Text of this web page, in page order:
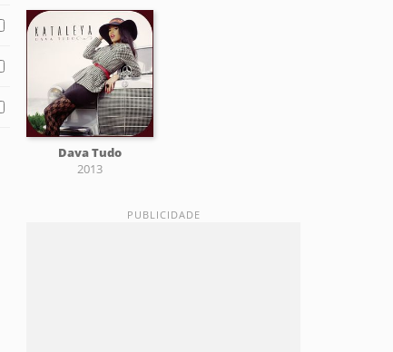
Dava Tudo
2013